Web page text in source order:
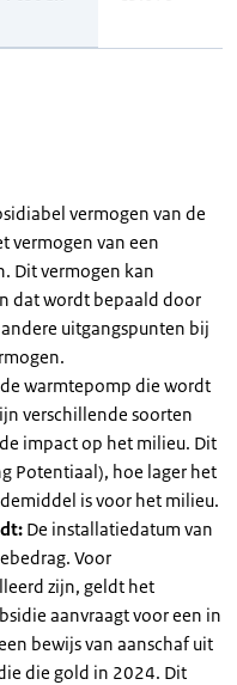
vermogen van de
vermogen van een
Dit vermogen kan
dat wordt bepaald door
uitgangspunten bij
warmtepomp die wordt
verschillende soorten
impact op het milieu. Dit
Potentiaal), hoe lager het
is voor het milieu.
De installatiedatum van
Voor
zijn, geldt het
aanvraagt voor een in
bewijs van aanschaf uit
die gold in 2024. Dit